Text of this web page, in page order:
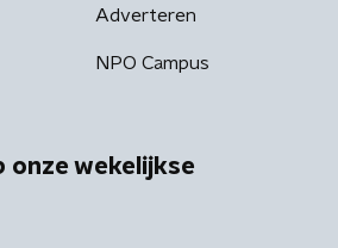
Adverteren
NPO Campus
onze wekelijkse